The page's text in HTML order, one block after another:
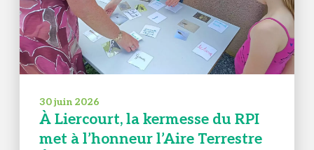
30 juin 2026
À Liercourt, la kermesse du RPI
met à l’honneur l’Aire Terrestre